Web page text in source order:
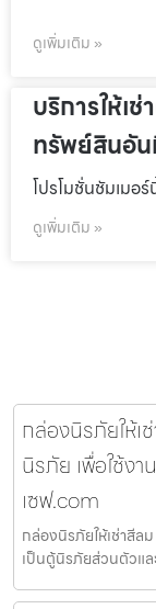
ดูเพิ่มเติม »
บริการให้เ
ทรัพย์สินอั
โปรโมชั่นชัมเมอ
ดูเพิ่มเติม »
กล่องนิรภัยให้เ
นิรภัย เพื่อใช้ง
เซฟ.com
กล่องนิรภัยให้เช่าสีล
เป็นตู้นิรภัยส่วนตัวแ